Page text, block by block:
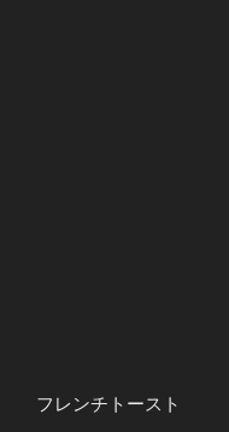
フレンチトースト